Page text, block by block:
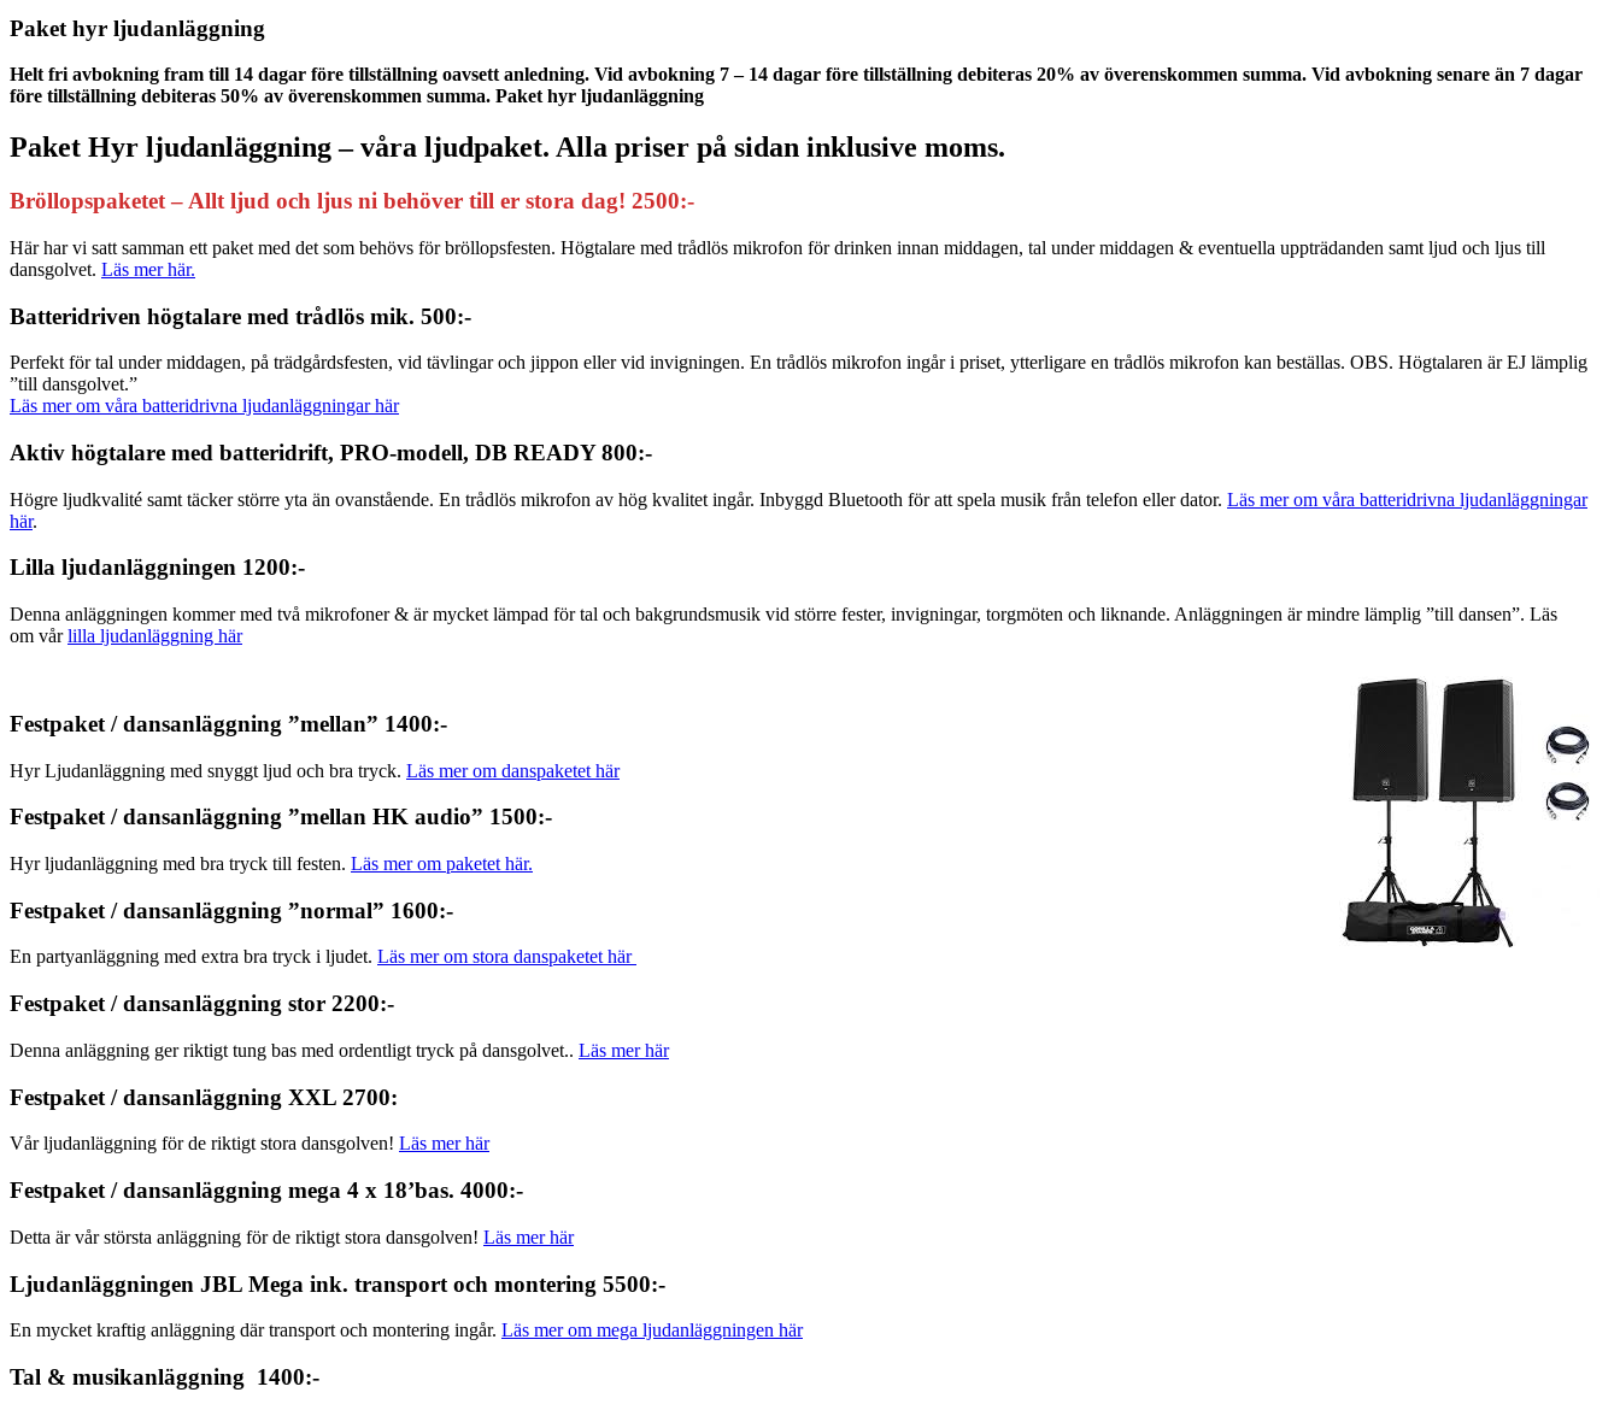
Paket hyr ljudanläggning
Helt fri avbokning fram till 14 dagar före tillställning oavsett anledning. Vid avbokning 7 – 14 dagar före tillställning debiteras 20% av överenskommen summa. Vid avbokning senare än 7 dagar
före tillställning debiteras 50% av överenskommen summa. Paket hyr ljudanläggning
Paket Hyr ljudanläggning – våra ljudpaket. Alla priser på sidan inklusive moms.
Bröllopspaketet – Allt ljud och ljus ni behöver till er stora dag! 2500:-
Här har vi satt samman ett paket med det som behövs för bröllopsfesten. Högtalare med trådlös mikrofon för drinken innan middagen, tal under middagen & eventuella uppträdanden samt ljud och ljus till
dansgolvet. Läs mer här.
Batteridriven högtalare med trådlös mik. 500:-
Perfekt för tal under middagen, på trädgårdsfesten, vid tävlingar och jippon eller vid invigningen. En trådlös mikrofon ingår i priset, ytterligare en trådlös mikrofon kan beställas. OBS. Högtalaren är EJ lämplig
”till dansgolvet.”
Läs mer om våra batteridrivna ljudanläggningar här
Aktiv högtalare med batteridrift, PRO-modell, DB READY 800:-
Högre ljudkvalité samt täcker större yta än ovanstående. En trådlös mikrofon av hög kvalitet ingår. Inbyggd Bluetooth för att spela musik från telefon eller dator. Läs mer om våra batteridrivna ljudanläggningar
här.
Lilla ljudanläggningen 1200:-
Denna anläggningen kommer med två mikrofoner & är mycket lämpad för tal och bakgrundsmusik vid större fester, invigningar, torgmöten och liknande. Anläggningen är mindre lämplig ”till dansen”. Läs
om vårlilla ljudanläggning här
Festpaket / dansanläggning ”mellan” 1400:-
Hyr Ljudanläggning med snyggt ljud och bra tryck. Läs mer om danspaketet här
Festpaket / dansanläggning ”mellan HK audio” 1500:-
Hyr ljudanläggning med bra tryck till festen. Läs mer om paketet här.
Festpaket / dansanläggning ”normal” 1600:-
En partyanläggning med extra bra tryck i ljudet. Läs mer om stora danspaketet här
Festpaket / dansanläggning stor 2200:-
Denna anläggning ger riktigt tung bas med ordentligt tryck på dansgolvet.. Läs mer här
Festpaket / dansanläggning XXL 2700:
Vår ljudanläggning för de riktigt stora dansgolven! Läs mer här
Festpaket / dansanläggning mega 4 x 18’bas. 4000:-
Detta är vår största anläggning för de riktigt stora dansgolven! Läs mer här
Ljudanläggningen JBL Mega ink. transport och montering 5500:-
En mycket kraftig anläggning där transport och montering ingår. Läs mer om mega ljudanläggningen här
Tal & musikanläggning 1400:-